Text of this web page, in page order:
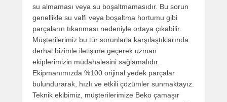
su almaması veya su boşaltmamasıdır. Bu sorun
genellikle su valfi veya boşaltma hortumu gibi
parçaların tıkanması nedeniyle ortaya çıkabilir.
Müşterilerimiz bu tür sorunlarla karşılaştıklarında
derhal bizimle iletişime geçerek uzman
ekiplerimizin müdahalesini sağlamalıdır.
Ekipmanımızda %100 orijinal yedek parçalar
bulundurarak, hızlı ve etkili çözümler sunmaktayız.
Teknik ekibimiz, müşterilerimize Beko çamaşır